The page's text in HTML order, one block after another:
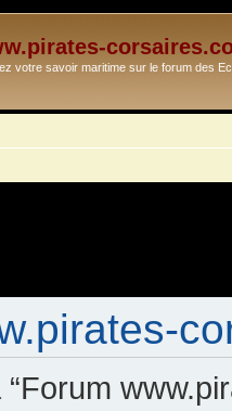
votre savoir maritime sur le forum des